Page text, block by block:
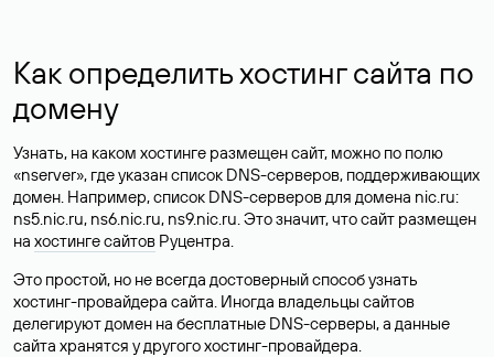
Как определить хостинг сайта по
домену
Узнать, на каком хостинге размещен сайт, можно по полю
«nserver», где указан список DNS-серверов, поддерживающих
домен. Например, список DNS-серверов для домена nic.ru:
ns5.nic.ru, ns6.nic.ru, ns9.nic.ru. Это значит, что сайт размещен
на хостинге сайтов Руцентра.
Это простой, но не всегда достоверный способ узнать
хостинг-провайдера сайта. Иногда владельцы сайтов
делегируют домен на бесплатные DNS-серверы, а данные
сайта хранятся у другого хостинг-провайдера.